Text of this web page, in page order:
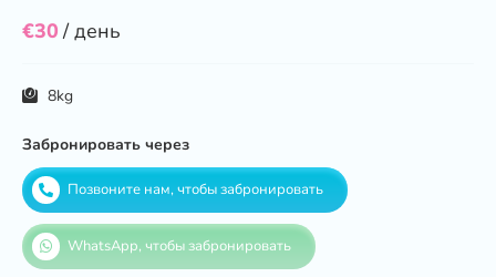
€30 / день
8kg
Забронировать через
Позвоните нам, чтобы забронировать
WhatsApp, чтобы забронировать